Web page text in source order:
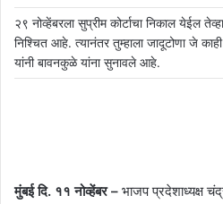
२९ नोव्हेंबरला सुप्रीम कोर्टाचा निकाल येईल
निश्चित आहे. त्यानंतर तुम्हाला जादूटोणा जे
यांनी बावनकुळे यांना सुनावले आहे.
मुंबई दि. ११ नोव्हेंबर – भाजप प्रदेशाध्यक्ष